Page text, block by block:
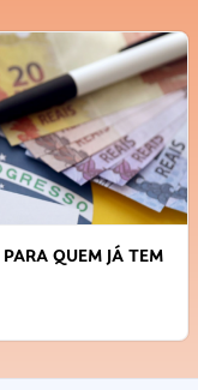
QUEM JÁ TEM